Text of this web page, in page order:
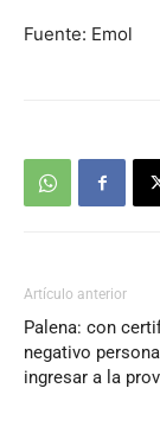
Fuente: Emol
Artículo anterior
Palena: con
negativo
ingresar a la